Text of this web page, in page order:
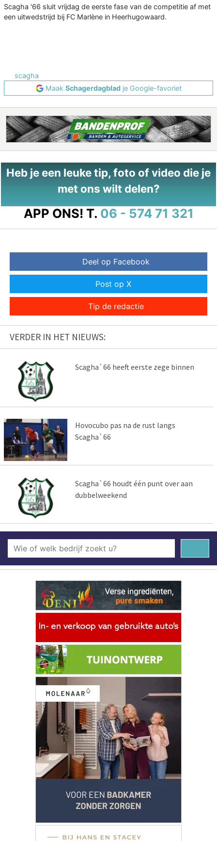
Scagha '66 sluit vrijdag de eerste fase van de competitie af met
een uitwedstrijd bij FC Marlène in Heerhugowaard.
scagha
Maak Schagerdagbladje Google-favoriet
Heb je een leuke tip, foto of video die je
met ons wilt delen?
APP ONS! T. 06 - 574 71 321
Deel op Facebook
Post op X
Tip de redactie
VERDER IN HET NIEUWS:
Scagha`66 heeft eerste zege binnen
Hovocubo pas na de rust langs
Scagha`66
Scagha`66 houdt één punt over aan
dubbelweekend